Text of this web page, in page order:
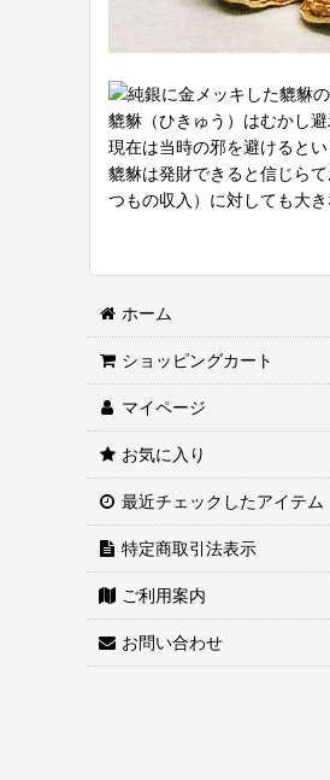
貔貅（ひきゅう）はむかし
現在は当時の邪を避けると
貔貅は発財できると信じら
つもの収入）に対しても大
ホーム
ショッピングカート
マイページ
お気に入り
最近チェックしたアイテム
特定商取引法表示
ご利用案内
お問い合わせ